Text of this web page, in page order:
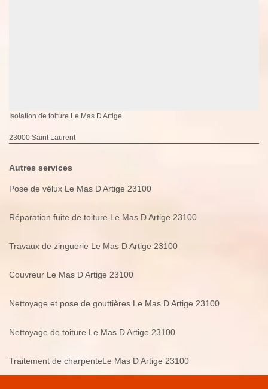
Isolation de toiture Le Mas D Artige
23000 Saint Laurent
Autres services
Pose de vélux Le Mas D Artige 23100
Réparation fuite de toiture Le Mas D Artige 23100
Travaux de zinguerie Le Mas D Artige 23100
Couvreur Le Mas D Artige 23100
Nettoyage et pose de gouttières Le Mas D Artige 23100
Nettoyage de toiture Le Mas D Artige 23100
Traitement de charpenteLe Mas D Artige 23100